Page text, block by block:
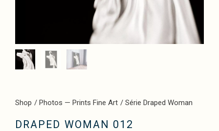
Shop Photos — Prints Fine Art Série Draped Woman
DRAPED WOMAN 012